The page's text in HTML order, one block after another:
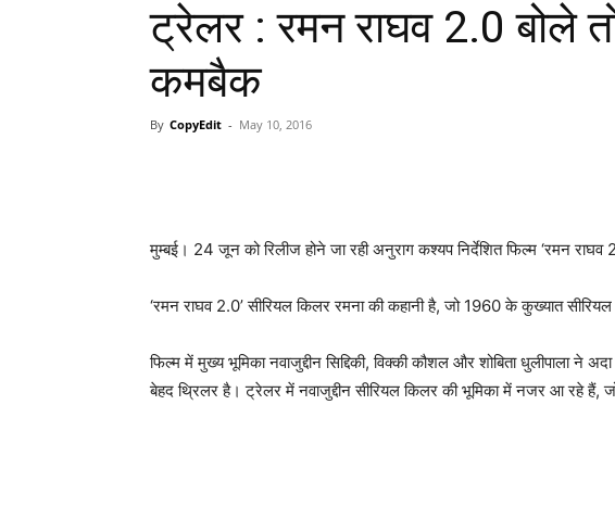
ट्रेलर : रमन राघव 2.0 बोले
कमबैक
By CopyEdit - May 10, 2016
मुम्‍बई। 24 जून को रिलीज होने जा रही अनुराग कश्‍यप निर्देशित फिल्‍म ‘रमन राघव
‘रमन राघव 2.0’ सीरियल किलर रमना की कहानी है, जो 1960 के कुख्‍यात
फिल्‍म में मुख्‍य भूमिका नवाजुद्दीन सिद्दिकी, विक्‍की कौशल और शोबिता धुलीपाला ने
बेहद थ्रिलर है। ट्रेलर में नवाजुद्दीन सीरियल किलर की भूमिका में नजर आ रहे हैं,